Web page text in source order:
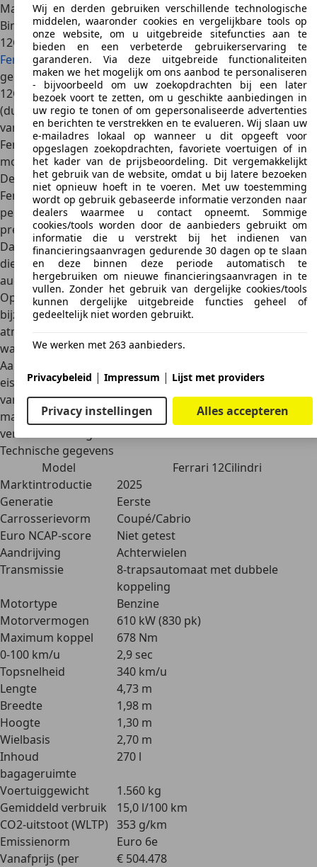
Marktpositie Ferrari 12Cilindri
Binnen het modellengamma van Ferrari neemt de
12Cilindri eenunieke positiein. Waar modellen als de
Ferrari Amalfi,Ferrari SF90 StradaleenFerrari 296 GTB
gebruikmaken van turbo’s of hybridetechnologie, blijft de
12Cilindri trouw aan een volledig atmosferische V12-motor
(dus zonder turbo). Daarmee is hij dedirecte vervanger
van de Ferrari 812 Superfasten een erfgenaam van
Ferrari’s legendarische twaalfcilinder GT-modellen met de
motor voorin.
De 12Cilindri is geen hardcore circuitwapen zoals sommige
Ferrari’s met een middenmotor, maar een high-
performance grand tourer (GT). Hij combineert
extreme
prestaties met relatief comfort voor langere afstanden.
Dat maakt hem aantrekkelijk voor vermogende puristen
die waarde hechten aan mechanische puurheid en
auditieve beleving.
Op de occasionmarkt neemt de Ferrari 12Cilindri ook een
bijzondere positie in. Historisch gezien behouden
atmosferische V12-Ferrari’s hun waarde goed, zeker
wanneer ze het einde markeren van een tijdperk.
Aangezien de auto in 2025 is geïntroduceerd en emissie-
eisen steeds strenger worden, is de kans groot dat dit
van de laatste, volledig atmosferische Ferrari-V12’sis. Dat
maakt hem niet alleen begeerlijk, maar mogelijk ook
verzamelwaardig.
Technische gegevens
Model
Ferrari 12Cilindri
Marktintroductie
2025
Generatie
Eerste
Carrosserievorm
Coupé/Cabrio
Euro NCAP-score
Niet getest
Aandrijving
Achterwielen
Transmissie
8-trapsautomaat met dubbele
koppeling
Motortype
Benzine
Motorvermogen
610 kW (830 pk)
Maximum koppel
678 Nm
0-100 km/u
2,9 sec
Topsnelheid
340 km/u
Lengte
4,73 m
Breedte
1,98 m
Hoogte
1,30 m
Wielbasis
2,70 m
Inhoud
bagageruimte
270 l
Voertuiggewicht
1.560 kg
Gemiddeld verbruik
15,0 l/100 km
CO2-uitstoot (WLTP) 353 g/km
Emissienorm
Euro 6e
Vanafprijs (per
€ 504.478
Wij en derden gebruiken verschillende technologische
middelen, waaronder cookies en vergelijkbare tools op
onze website, om u uitgebreide sitefuncties aan te
bieden en een verbeterde gebruikerservaring te
garanderen. Via deze uitgebreide functionaliteiten
maken we het mogelijk om ons aanbod te personaliseren
- bijvoorbeeld om uw zoekopdrachten bij een later
bezoek voort te zetten, om u geschikte aanbiedingen in
uw regio te tonen of om gepersonaliseerde advertenties
en berichten te verstrekken en te evalueren. Wij slaan uw
e-mailadres lokaal op wanneer u dit opgeeft voor
opgeslagen zoekopdrachten, favoriete voertuigen of in
het kader van de prijsbeoordeling. Dit vergemakkelijkt
het gebruik van de website, omdat u bij latere bezoeken
niet opnieuw hoeft in te voeren. Met uw toestemming
wordt op gebruik gebaseerde informatie verzonden naar
dealers waarmee u contact opneemt. Sommige
cookies/tools worden door de aanbieders gebruikt om
informatie die u verstrekt bij het indienen van
financieringsaanvragen gedurende 30 dagen op te slaan
en deze binnen deze periode automatisch te
hergebruiken om nieuwe financieringsaanvragen in te
vullen. Zonder het gebruik van dergelijke cookies/tools
kunnen dergelijke uitgebreide functies geheel of
gedeeltelijk niet worden gebruikt.
We werken met 263 aanbieders.
Privacybeleid | Impressum | Lijst met providers
Privacy instellingen Alles accepteren